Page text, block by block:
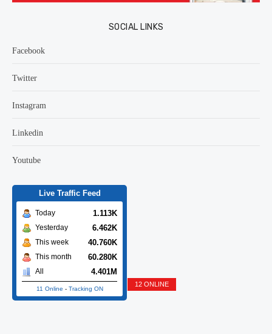
SOCIAL LINKS
Facebook
Twitter
Instagram
Linkedin
Youtube
Live Traffic Feed
Today 1.113K
Yesterday 6.462K
This week 40.760K
This month 60.280K
All 4.401M
11 Online - Tracking ON
12 ONLINE